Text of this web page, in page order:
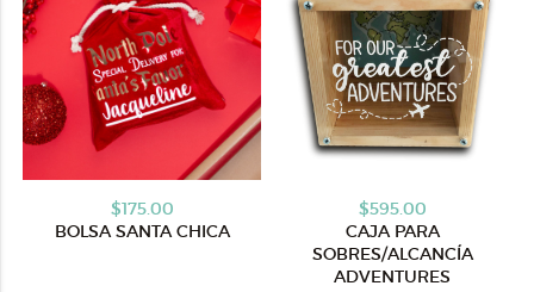
$175.00
BOLSA SANTA CHICA
$595.00
CAJA PARA
SOBRES/ALCANCÍA
ADVENTURES